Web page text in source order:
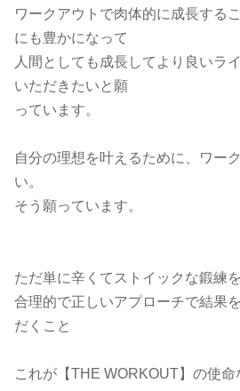
ワークアウトで肉体的に成長する
にも豊かになって
人間としても成長してより良いラ
いただきたいと願
っています。
自分の理想を叶えるために、ワー
い。
そう願っています。
ただ単に辛くてストイックな鍛練
合理的で正しいアプローチで結果
だくこと
これが【THE WORKOUT】の使命